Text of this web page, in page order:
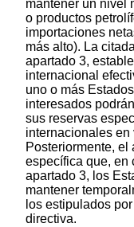
mantener un nivel
o productos
importaciones
más alto). La
apartado 3,
internacional
uno o más
interesados
sus reservas
internacionales
Posteriormente, el
específica que, en
apartado 3, los
mantener
los estipulados
directiva.